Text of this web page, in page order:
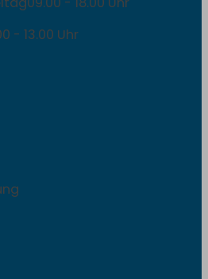
- 13.00 Uhr